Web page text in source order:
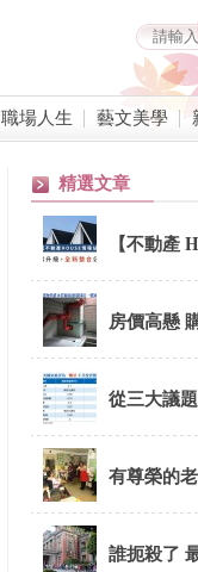
職場人生 藝文美學
精選文章
【不動產
併公告
房價高懸
從三大議
有尊榮的
老
誰扼殺了